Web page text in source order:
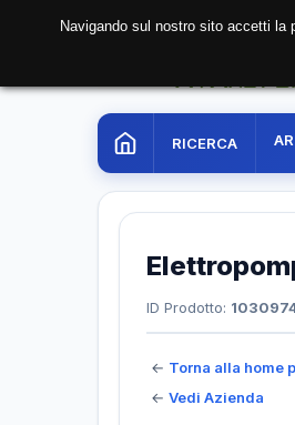
RICERCA
ID Prodotto:
← Torna alla home
← Vedi Azienda
Navigando sul nostro sito accetti